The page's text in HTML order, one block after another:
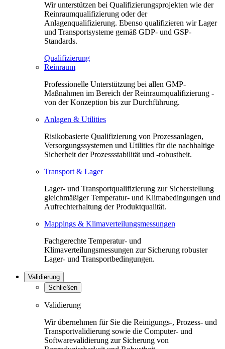
Wir unterstützen bei Qualifizierungsprojekten wie der
Reinraumqualifizierung oder der
Anlagenqualifizierung. Ebenso qualifizieren wir Lager
und Transportsysteme gemäß GDP- und GSP-
Standards.
Qualifizierung
Reinraum
Professionelle Unterstützung bei allen GMP-
Maßnahmen im Bereich der Reinraumqualifizierung -
von der Konzeption bis zur Durchführung.
Anlagen & Utilities
Risikobasierte Qualifizierung von Prozessanlagen,
Versorgungssystemen und Utilities für die nachhaltige
Sicherheit der Prozessstabilität und -robustheit.
Transport & Lager
Lager- und Transportqualifizierung zur Sicherstellung
gleichmäßiger Temperatur- und Klimabedingungen und
Aufrechterhaltung der Produktqualität.
Mappings & Klimaverteilungsmessungen
Fachgerechte Temperatur- und
Klimaverteilungsmessungen zur Sicherung robuster
Lager- und Transportbedingungen.
Validierung
Schließen
Validierung
Wir übernehmen für Sie die Reinigungs-, Prozess- und
Transportvalidierung sowie die Computer- und
Softwarevalidierung zur Sicherung von